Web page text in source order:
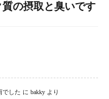
の摂取と臭いです
でした に bakkyより